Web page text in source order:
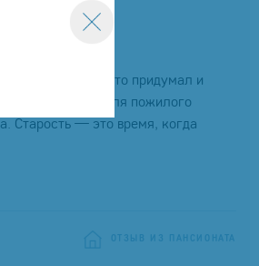
тех, кто придумал и
пансионатов для пожилого
Старость — это время, когда
ОТЗЫВ ИЗ ПАНСИОНАТА